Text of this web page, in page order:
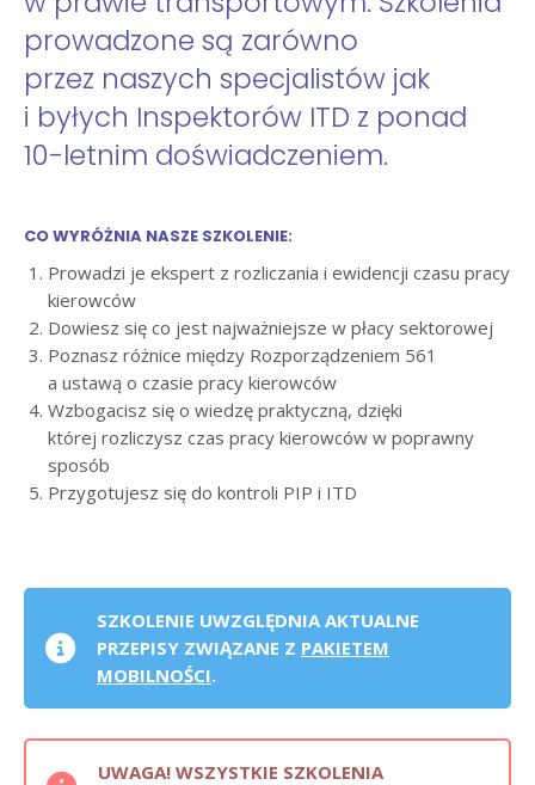
prowadzone są zarówno
przez naszych specjalistów jak
i byłych Inspektorów ITD z ponad
10-letnim doświadczeniem.
CO WYRÓŻNIA NASZE SZKOLENIE:
Prowadzi je ekspert z rozliczania i ewidencji czasu pracy
kierowców
Dowiesz się co jest najważniejsze w płacy sektorowej
Poznasz różnice między Rozporządzeniem 561
a ustawą o czasie pracy kierowców
Wzbogacisz się o wiedzę praktyczną, dzięki
której rozliczysz czas pracy kierowców w poprawny
sposób
Przygotujesz się do kontroli PIP i ITD
SZKOLENIE UWZGLĘDNIA AKTUALNE
PRZEPISY ZWIĄZANE Z PAKIETEM
MOBILNOŚCI.
UWAGA! WSZYSTKIE SZKOLENIA